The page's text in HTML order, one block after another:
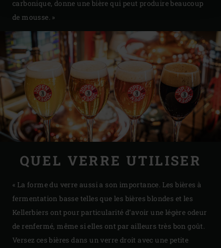
carbonique, donne une bière qui peut produire beaucoup
de mousse. »
QUEL VERRE UTILISER
« La forme du verre aussi a son importance. Les bières à
fermentation basse telles que les bières blondes et les
Kellerbiers ont pour particularité d’avoir une légère odeur
de renfermé, même si elles ont par ailleurs très bon goût.
Versez ces bières dans un verre droit avec une petite